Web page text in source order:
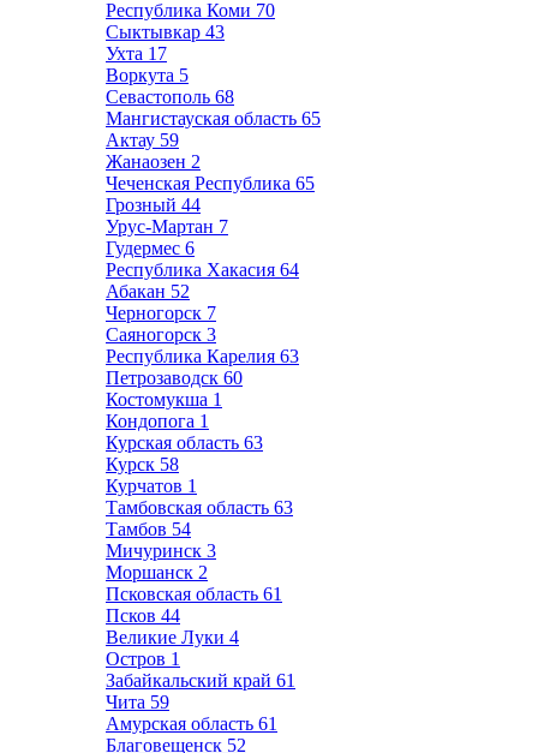
Республика Коми 70
Сыктывкар 43
Ухта 17
Воркута 5
Севастополь 68
Мангистауская область 65
Актау 59
Жанаозен 2
Чеченская Республика 65
Грозный 44
Урус-Мартан 7
Гудермес 6
Республика Хакасия 64
Абакан 52
Черногорск 7
Саяногорск 3
Республика Карелия 63
Петрозаводск 60
Костомукша 1
Кондопога 1
Курская область 63
Курск 58
Курчатов 1
Тамбовская область 63
Тамбов 54
Мичуринск 3
Моршанск 2
Псковская область 61
Псков 44
Великие Луки 4
Остров 1
Забайкальский край 61
Чита 59
Амурская область 61
Благовещенск 52